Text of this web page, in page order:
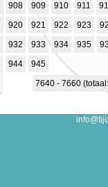
908 909 910 911
920 921 922 923
932 933 934 935
944
945
7640 - 7660